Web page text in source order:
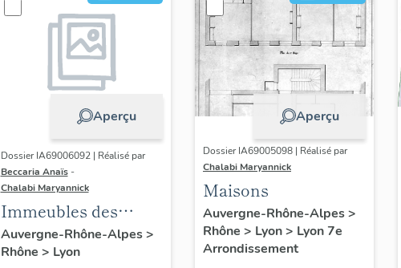
Aperçu
Dossier IA69006092 | Réalisé par
Beccaria Anaïs -
Chalabi Maryannick
Immeubles des
Années Trente de la
rive gauche
Auvergne-Rhône-Alpes>
Rhône > Lyon
Aperçu
Dossier IA69005098 | Réalisé par
Chalabi Maryannick
Maisons
Auvergne-Rhône-Alpes>
Rhône > Lyon> Lyon 7e
Arrondissement